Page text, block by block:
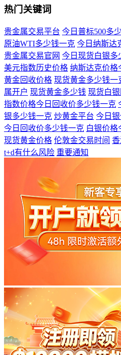
热门关键词
贵金属交易平台 今日普标500多
原油WTI多少钱一克 今日纳斯达
贵金属交易官网 今日现货白银多
美元指数历史价格 纳斯达克价格
黄金回收价格 现货黄金多少钱一
属开户 现货黄金多少钱 现货白
指数价格今日回收价多少钱一克
银多少钱一克 炒黄金平台 今日
今日回收价多少钱一克 白银价格
现货黄金价格 伦敦金交易时间
t+d有什么风险 重要通知